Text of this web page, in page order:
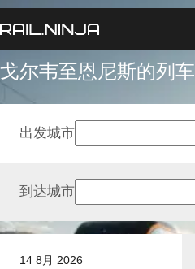
戈尔韦至恩尼斯的列车
14 8月 2026
出发城市
到达城市